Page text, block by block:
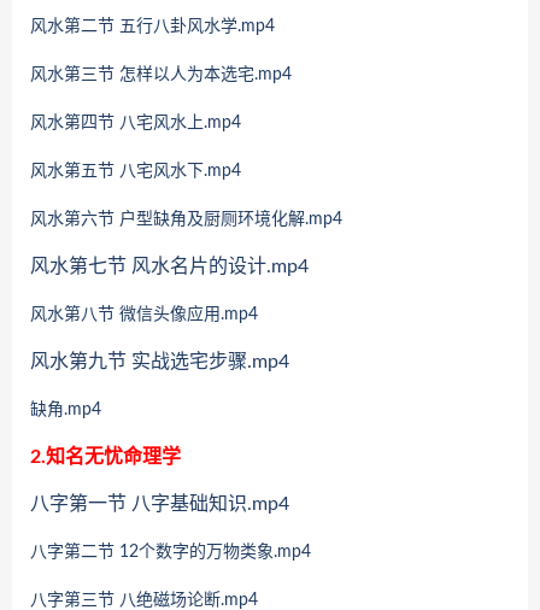
风水第二节 五行八卦风水学.mp4
风水第三节 怎样以人为本选宅.mp4
风水第四节 八宅风水上.mp4
风水第五节 八宅风水下.mp4
风水第六节 户型缺角及厨厕环境化解.mp4
风水第七节 风水名片的设计.mp4
风水第八节 微信头像应用.mp4
风水第九节 实战选宅步骤.mp4
缺角.mp4
2.知名无忧命理学
八字第一节 八字基础知识.mp4
八字第二节 12个数字的万物类象.mp4
八字第三节 八绝磁场论断.mp4